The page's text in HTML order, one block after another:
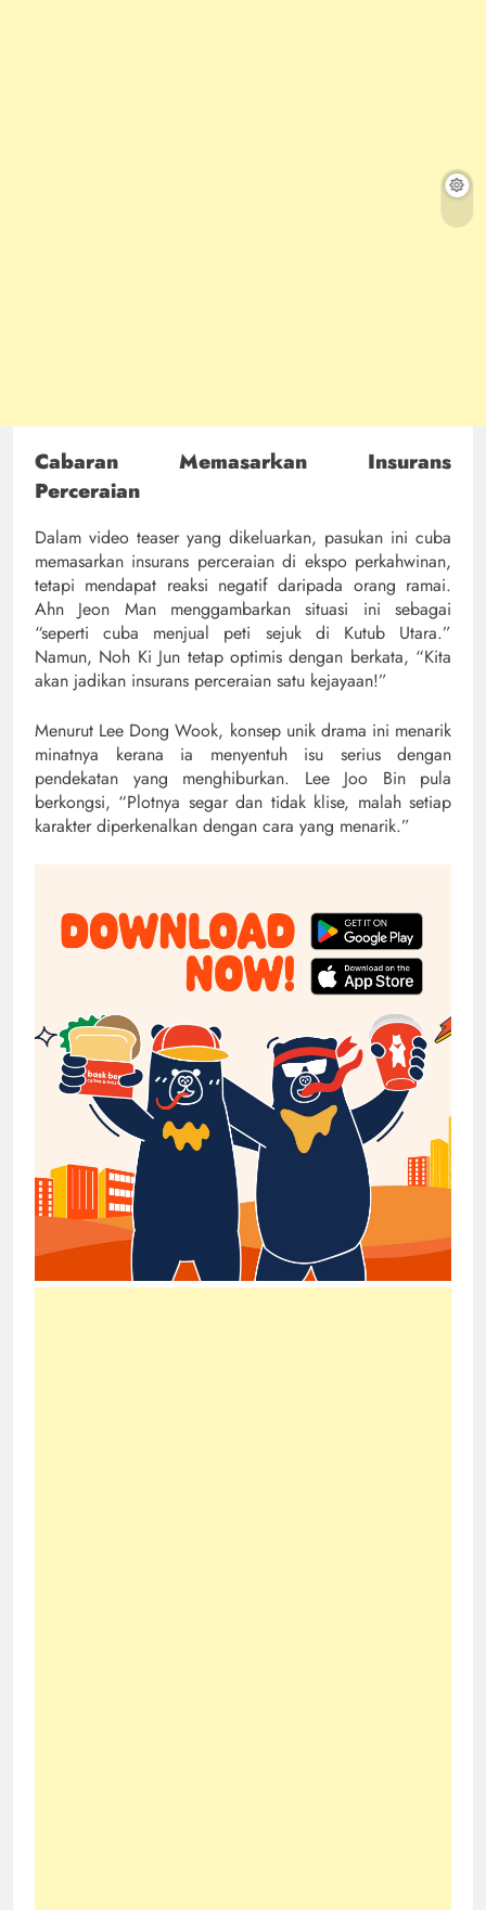
Cabaran Memasarkan Insurans
Perceraian
Dalam video teaser yang dikeluarkan, pasukan ini cuba
memasarkan insurans perceraian di ekspo perkahwinan,
tetapi mendapat reaksi negatif daripada orang ramai.
Ahn Jeon Man menggambarkan situasi ini sebagai
“seperti cuba menjual peti sejuk di Kutub Utara.”
Namun, Noh Ki Jun tetap optimis dengan berkata, “Kita
akan jadikan insurans perceraian satu kejayaan!”
Menurut Lee Dong Wook, konsep unik drama ini menarik
minatnya kerana ia menyentuh isu serius dengan
pendekatan yang menghiburkan. Lee Joo Bin pula
berkongsi, “Plotnya segar dan tidak klise, malah setiap
karakter diperkenalkan dengan cara yang menarik.”